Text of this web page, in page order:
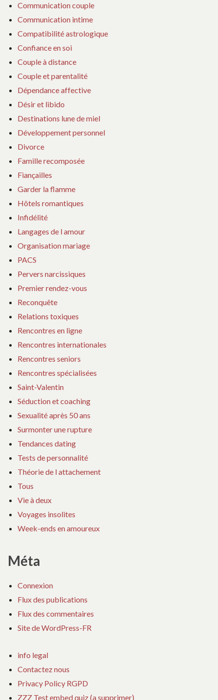
Communication couple
Communication intime
Compatibilité astrologique
Confiance en soi
Couple à distance
Couple et parentalité
Dépendance affective
Désir et libido
Destinations lune de miel
Développement personnel
Divorce
Famille recomposée
Fiançailles
Garder la flamme
Hôtels romantiques
Infidélité
Langages de l amour
Organisation mariage
PACS
Pervers narcissiques
Premier rendez-vous
Reconquête
Relations toxiques
Rencontres en ligne
Rencontres internationales
Rencontres seniors
Rencontres spécialisées
Saint-Valentin
Séduction et coaching
Sexualité après 50 ans
Surmonter une rupture
Tendances dating
Tests de personnalité
Théorie de l attachement
Tous
Vie à deux
Voyages insolites
Week-ends en amoureux
Méta
Connexion
Flux des publications
Flux des commentaires
Site de WordPress-FR
info legal
Contactez nous
Privacy Policy RGPD
ZZZ Test embed quiz (a supprimer)